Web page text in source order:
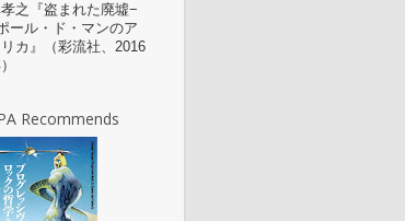
之『盗まれた廃墟−
ール・ド・マンのア
リカ』（彩流社、2016
Recommends